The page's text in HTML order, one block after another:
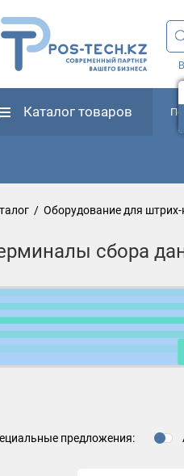
Каталог товаров
/ Оборудование для
сбора
предложения: